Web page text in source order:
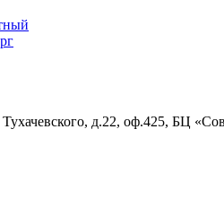
д.22, оф.425, БЦ